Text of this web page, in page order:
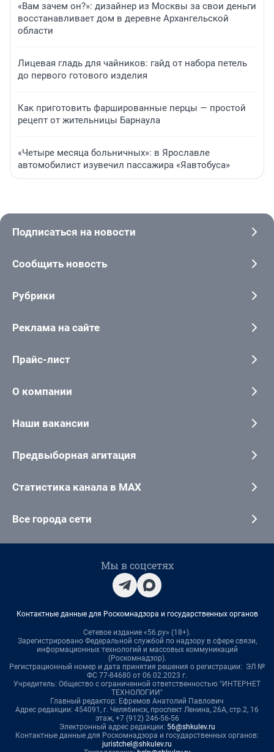
«Вам зачем он?»: дизайнер из Москвы за свои деньги
восстанавливает дом в деревне Архангельской
области
Лицевая гладь для чайников: гайд от набора петель
до первого готового изделия
Как приготовить фаршированные перцы — простой
рецепт от жительницы Барнаула
«Четыре месяца больничных»: в Ярославле
автомобилист изувечил пассажира «Яавтобуса»
Подписаться на новости
Сообщить новость
Рубрики
Реклама на сайте
Прайс-лист
О компании
Наши вакансии
Предвыборная агитация
Статистика канала в MAX
Все города сети
Мы в соцсетях
Контактные данные для Роскомнадзора и государственных органов
Сетевое издание «56.ру» (18+).
Зарегистрировано Федеральной службой по надзору в сфере связи,
информационных технологий и массовых коммуникаций
(Роскомнадзор).
Регистрационный номер и дата принятия решения о регистрации: ЭЛ №
ФС 77-84680 от 06.02.2023 г.
Учредитель: Общество с ограниченной ответственностью "ИНТЕРНЕТ
ТЕХНОЛОГИИ"
Главный редактор: Ефремов Анатолий Павлович
Адрес редакции: 454091, г. Челябинск, проспект Ленина, 26А, стр.2, 16
этаж, +7 (912) 246-56-56
Электронный адрес редакции: 56@shkulev.ru
Контактные данные для Роскомнадзора и государственных органов:
juristchel@shkulev.ru